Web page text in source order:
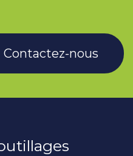
Contactez-nous